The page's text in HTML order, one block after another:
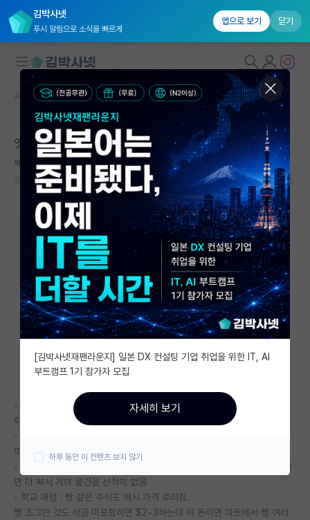
김박사넷
푸시 알림으로 소식을 빠르게
앱으로 보기 닫기
대학원생 모집
국내대학원 정보
연구실&오픈랩
커뮤니티
커뮤니티 홈
전체글보기
베스트 게시판
IF 명예의전당
자유 게시판(아무개랩)
미국 유학 게시판
미국 대학원 합격 후기 게시판
대학원생 모집 게시판
연구실(PI) 홍보 게시판
석박사 채용 정보 게시판
커뮤니티 홈 자유 게시판(아무개랩)
옛날에 미국 촌동네 대학 박사 유학가서 느낀점
쩨쩨한 니콜라 테슬라
2021.09.28 17 18127
- 학교는 큼 : 서울대보다도 엄청 큼, 하지만 가는 곳은 한정됨. 서울대처럼
학교 안으로 버스가 돌아다님.
- 학교 식당 : 학교안에 여러 프랜차이즈 식당이 있음. 근데 귀찮아서 계속
먹는 것만 먹음.
- 학교안 서점 : 책, 학용품, 학교 관련 기념품, 세일 상품도 있음. 밖에서 사
면 더 싸서 거의 물건을 산적이 없음
- 학교 매점 : 빵 같은 주식도 역시 가격 후려침.
빵 조그만 것도 세금 미포함하면 $2~3하는데 이 돈이면 마트에서 빵 여러
[김박사넷재팬라운지] 일본 DX 컨설팅 기업 취업을 위한 IT, AI
부트캠프 1기 참가자 모집
자세히 보기
하루 동안 이 컨텐츠 보지 않기